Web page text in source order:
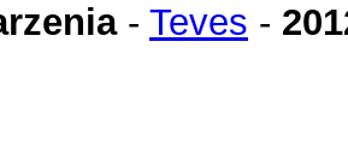
- Teves -